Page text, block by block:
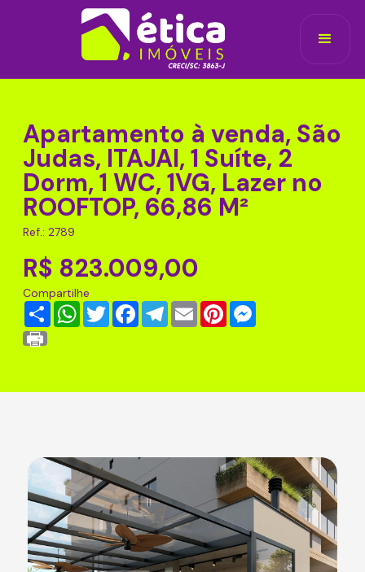
Apartamento à venda, São
Judas, ITAJAI, 1 Suíte, 2
Dorm, 1 WC, 1VG, Lazer no
ROOFTOP, 66,86 M²
Ref.: 2789
R$ 823.009,00
Compartilhe
Share WhatsApp
TwitterFacebookTelegram
Email Pinterest